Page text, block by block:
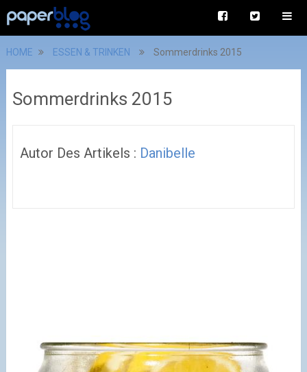
HOME ESSEN & TRINKEN Sommerdrinks 2015
Sommerdrinks 2015
Autor Des Artikels : Danibelle